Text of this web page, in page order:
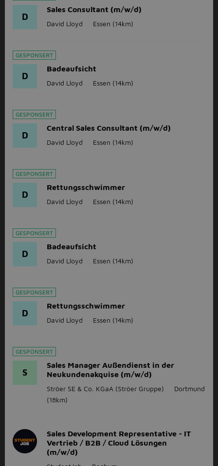
D
Sales Consultant (m/w/d)
David Lloyd Essen (14km)
GESPONSERT
D
Badeaufsicht
David Lloyd Essen (14km)
GESPONSERT
D
Central Sales Consultant (m/w/d)
David Lloyd Essen (14km)
GESPONSERT
D
Rettungsschwimmer
David Lloyd Essen (14km)
GESPONSERT
D
Badeaufsicht
David Lloyd Essen (14km)
GESPONSERT
D
Rettungsschwimmer
David Lloyd Essen (14km)
GESPONSERT
S
Sales Manager Außendienst in der
Neukundenakquise (m/w/d)
Ströer SE & Co. KGaA (Ströer Gruppe)
Dortmund
(18km)
Sales Development Representative - IT
Vertrieb / B2B / Cloud Lösungen
(m/w/d)